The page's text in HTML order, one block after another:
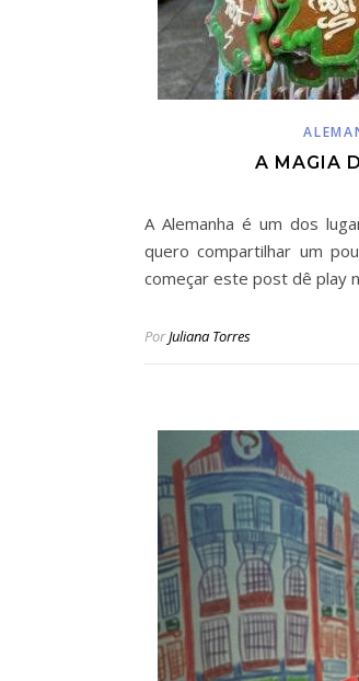
A MAGIA
A Alemanha é um dos
quero compartilhar um
começar este post dê play
PorJuliana Torres